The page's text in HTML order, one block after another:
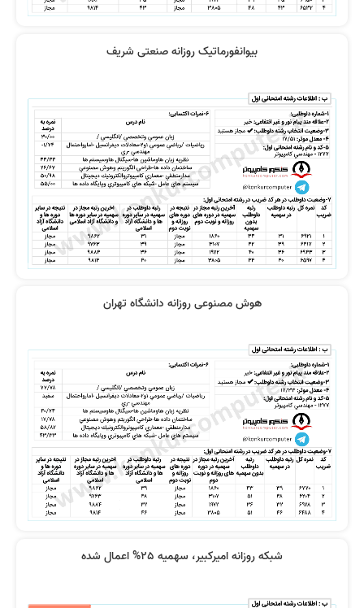
بیوانفورماتیک روزانه صنعتی شریف
هوش مصنوعی روزانه دانشگاه تهران
شبکه روزانه امیرکبیر، سهمیه 25% اعمال شده